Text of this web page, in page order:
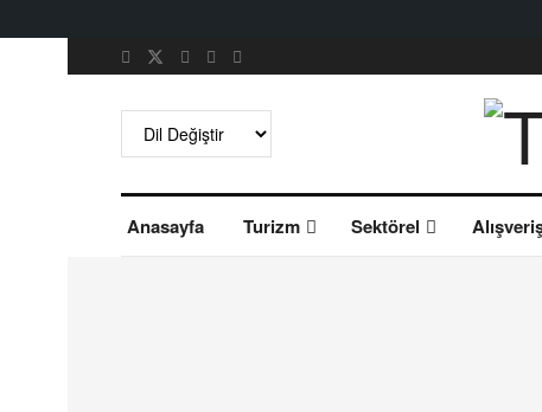
Anasayfa Turizm Sektörel